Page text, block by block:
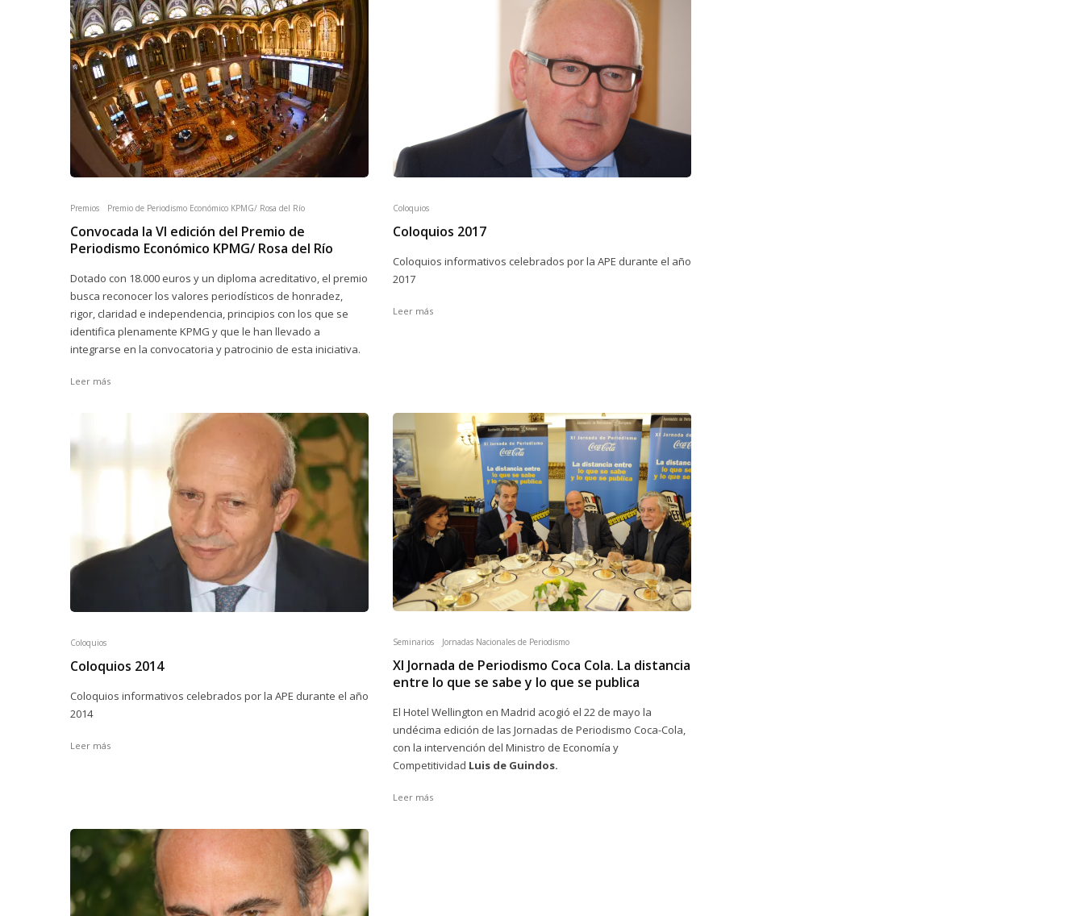
Premios Premio de Periodismo Económico KPMG/ Rosa del Río
Convocada la VI edición del Premio de
Periodismo Económico KPMG/ Rosa del Río
Dotado con 18.000 euros y un diploma acreditativo, el premio
busca reconocer los valores periodísticos de honradez,
rigor, claridad e independencia, principios con los que se
identifica plenamente KPMG y que le han llevado a
integrarse en la convocatoria y patrocinio de esta iniciativa.
Leer más
Coloquios
Coloquios 2017
Coloquios informativos celebrados por la APE durante el año
2017
Leer más
Coloquios
Coloquios 2014
Coloquios informativos celebrados por la APE durante el año
2014
Leer más
Seminarios Jornadas Nacionales de Periodismo
XI Jornada de Periodismo Coca Cola. La distancia
entre lo que se sabe y lo que se publica
El Hotel Wellington en Madrid acogió el 22 de mayo la
undécima edición de las Jornadas de Periodismo Coca-Cola,
con la intervención del Ministro de Economía y
Competitividad Luis de Guindos.
Leer más